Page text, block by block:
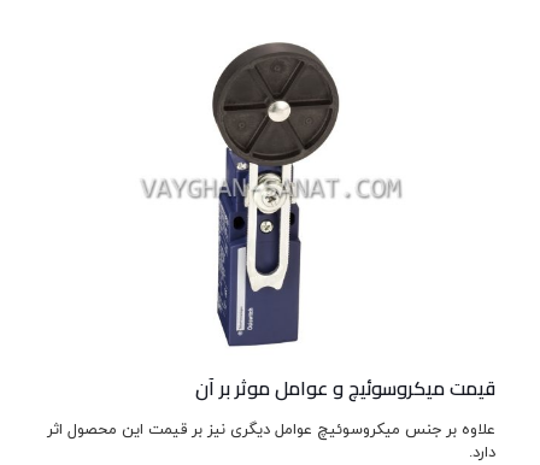
قیمت میکروسوئیچ و عوامل موثر بر آن
علاوه بر جنس میکروسوئیچ عوامل دیگری نیز بر قیمت این محصول اثر
دارد.